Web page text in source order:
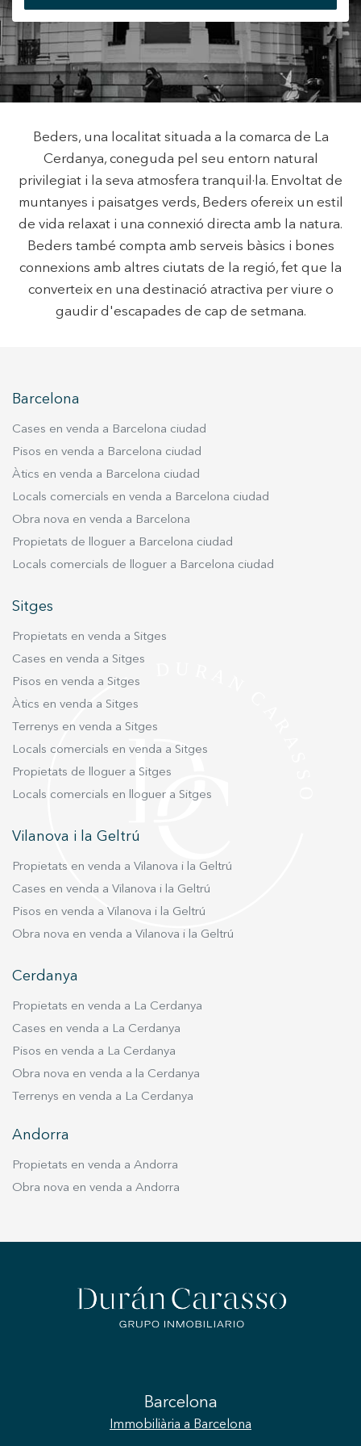
+34 935 178 067
ES CA EN FR
Beders, una localitat situada a la comarca de La
Cerdanya, coneguda pel seu entorn natural
privilegiat i la seva atmosfera tranquil·la. Envoltat de
muntanyes i paisatges verds, Beders ofereix un estil
de vida relaxat i una connexió directa amb la natura.
Beders també compta amb serveis bàsics i bones
connexions amb altres ciutats de la regió, fet que la
converteix en una destinació atractiva per viure o
gaudir d'escapades de cap de setmana.
Barcelona
Cases en venda a Barcelona ciudad
Pisos en venda a Barcelona ciudad
Àtics en venda a Barcelona ciudad
Locals comercials en venda a Barcelona ciudad
Obra nova en venda a Barcelona
Propietats de lloguer a Barcelona ciudad
Locals comercials de lloguer a Barcelona ciudad
Sitges
Propietats en venda a Sitges
Cases en venda a Sitges
Pisos en venda a Sitges
Àtics en venda a Sitges
Terrenys en venda a Sitges
Locals comercials en venda a Sitges
Propietats de lloguer a Sitges
Locals comercials en lloguer a Sitges
Vilanova i la Geltrú
Propietats en venda a Vilanova i la Geltrú
Cases en venda a Vilanova i la Geltrú
Pisos en venda a Vilanova i la Geltrú
Obra nova en venda a Vilanova i la Geltrú
Cerdanya
Propietats en venda a La Cerdanya
Cases en venda a La Cerdanya
Pisos en venda a La Cerdanya
Obra nova en venda a la Cerdanya
Terrenys en venda a La Cerdanya
Andorra
Propietats en venda a Andorra
Obra nova en venda a Andorra
Barcelona
Immobiliària a Barcelona
Modificar cookies
Tècniques i funcionals Sempre activades
Aquest lloc web utilitza cookies pròpies per recopilar
informació amb la finalitat de millorar els nostres serveis.
Si continua navegant, suposa l'acceptació de la instal·lació
de les mateixes. L'usuari té la possibilitat de configurar el
navegador podent, si així ho desitja, impedir que siguin
instal·lades al disc dur, encara que haurà de tenir en
compte que aquesta acció podrà ocasionar dificultats de
navegació de la pàgina web.
Analítiques i personalització
Permeten fer el seguiment i l'anàlisi del comportament
dels usuaris d'aquest lloc web. La informació recollida
mitjançant aquest tipus de cookies s'utilitza en el
una millor experiència a través de productes recomanats.
Marketing i publicitat
informació sobre les preferències i les eleccions personals
de l'usuari a través de l'observació continuada dels seus
hàbits de navegació. Gràcies a elles, podem conèixer els
hàbits de navegació al lloc web i mostrar publicitat
relacionada amb el perfil de navegació de l'usuari.